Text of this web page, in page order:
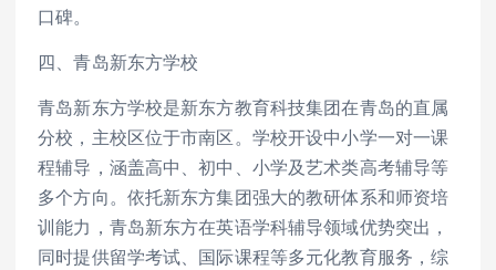
口碑。
四、青岛新东方学校
青岛新东方学校是新东方教育科技集团在青岛的直属
分校，主校区位于市南区。学校开设中小学一对一课
程辅导，涵盖高中、初中、小学及艺术类高考辅导等
多个方向。依托新东方集团强大的教研体系和师资培
训能力，青岛新东方在英语学科辅导领域优势突出，
同时提供留学考试、国际课程等多元化教育服务，综